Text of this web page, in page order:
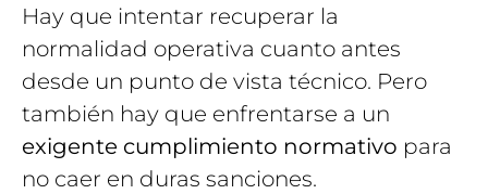
Hay que intentar recuperar la
normalidad operativa cuanto antes
desde un punto de vista técnico. Pero
también hay que enfrentarse a un
exigente cumplimiento normativo para
no caer en duras sanciones.